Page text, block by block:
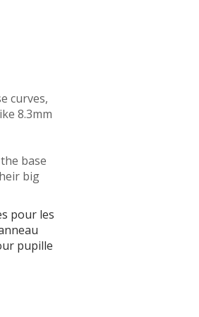
curves,
8.3mm
base
big
pour les
pupille